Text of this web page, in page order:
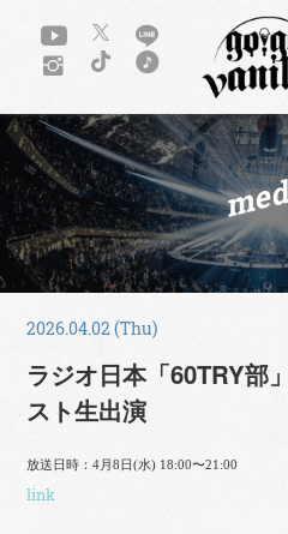
2026.04.02 (Thu)
ラジオ日本「60TRY部
スト生出演
放送日時：4月8日(水) 18:00〜21:00
link